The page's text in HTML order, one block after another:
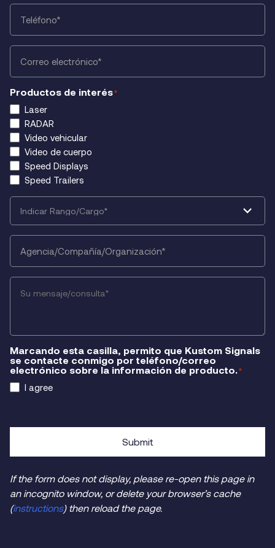
Phone
Email
Productos de interés*
Laser
RADAR
Video vehicular
Video de cuerpo
Speed Displays
Speed Trailers
Select
Rank/Role*
Agency/Company/Organization
Your
Message/Inquiry*
Marcando esta casilla, permito que Kustom Signals
se contacte conmigo por teléfono/correo
electrónico sobre la información de producto.*
I agree
Submit
If the form does not display, please re-open this page in
an incognito window, or delete your browser’s cache
(instructions) then reload the page.